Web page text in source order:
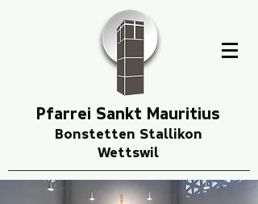
Pfarrei Sankt Mauritius
Bonstetten Stallikon
Wettswil